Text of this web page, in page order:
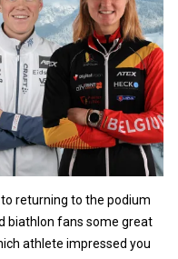
returning to the podium
biathlon fans some great
athlete impressed you